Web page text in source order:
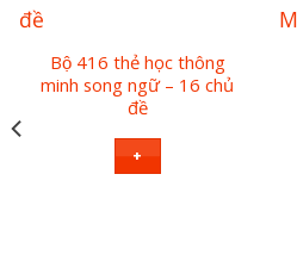
Bộ 416 thẻ học thông
minh song ngữ – 16 chủ
đề
+